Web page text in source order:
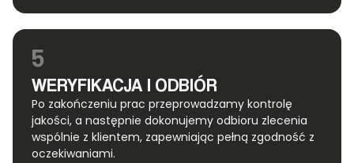
5
WERYFIKACJA I ODBIÓR
Po zakończeniu prac przeprowadzamy kontrolę
jakości, a następnie dokonujemy odbioru zlecenia
wspólnie z klientem, zapewniając pełną zgodność z
oczekiwaniami.